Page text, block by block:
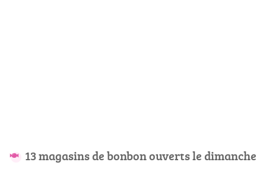
13 magasins de bonbon ouverts le dimanche